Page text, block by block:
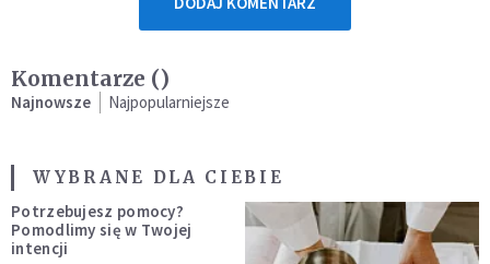
Komentarze ()
Najnowsze Najpopularniejsze
WYBRANE DLA CIEBIE
Potrzebujesz pomocy?
Pomodlimy się w Twojej
intencji